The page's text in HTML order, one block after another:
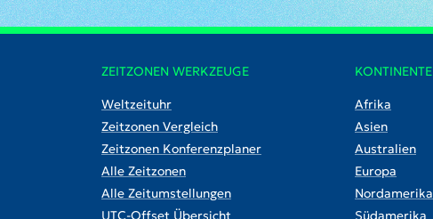
ZEITZONEN WERKZEUGE
Weltzeituhr
Zeitzonen Vergleich
Zeitzonen Konferenzplaner
Alle Zeitzonen
Alle Zeitumstellungen
UTC-Offset Übersicht
KONTINENTE
Afrika
Asien
Australien
Europa
Nordamerika
Südamerika